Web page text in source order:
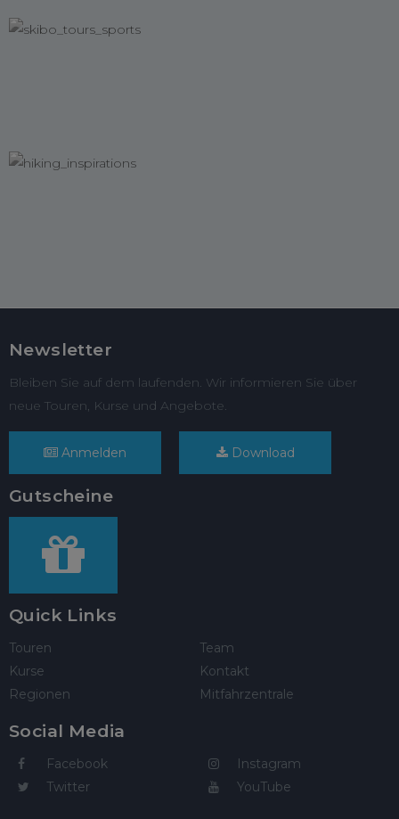
Newsletter
Bleiben Sie auf dem laufenden. Wir informieren Sie über
neue Touren, Kurse und Angebote.
Anmelden Download
Gutscheine
Quick Links
Touren
Kurse
Regionen
Team
Kontakt
Mitfahrzentrale
Social Media
Facebook
Twitter
Instagram
YouTube